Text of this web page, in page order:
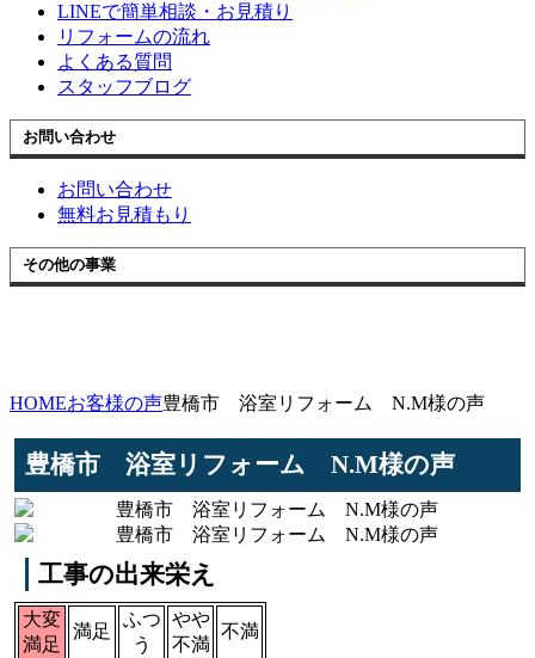
LINEで簡単相談・お見積り
リフォームの流れ
よくある質問
スタッフブログ
お問い合わせ
お問い合わせ
無料お見積もり
その他の事業
HOMEお客様の声豊橋市 浴室リフォーム N.M様の声
豊橋市 浴室リフォーム N.M様の声
工事の出来栄え
大変
満足
満足
ふつ
う
やや
不満
不満